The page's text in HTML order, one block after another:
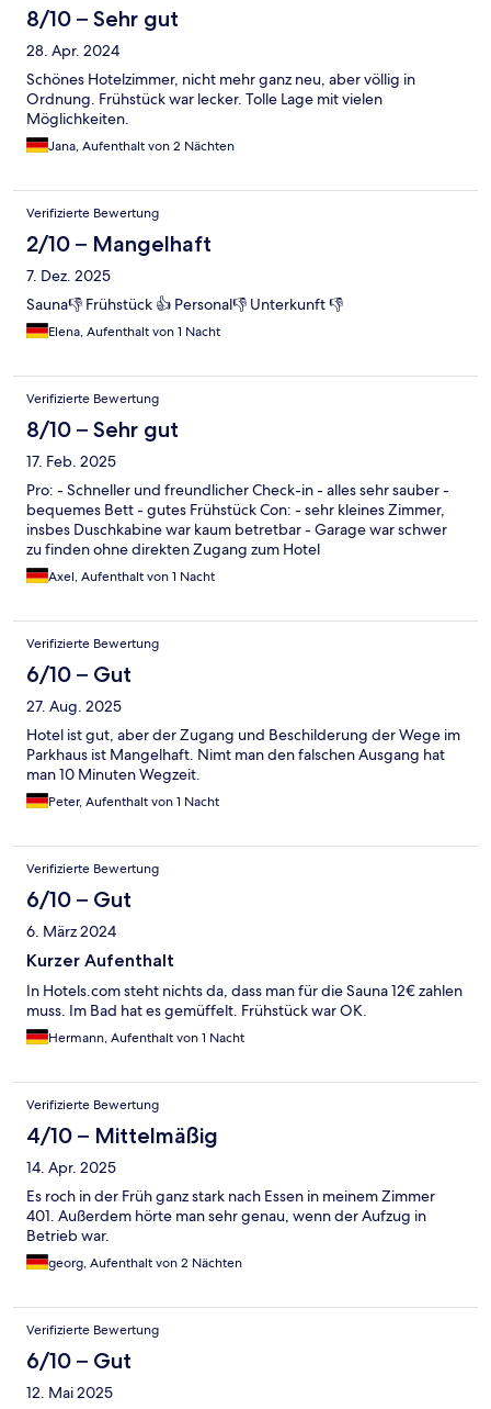
8/10 – Sehr gut
28. Apr. 2024
Schönes Hotelzimmer, nicht mehr ganz neu, aber völlig in
Ordnung. Frühstück war lecker. Tolle Lage mit vielen
Möglichkeiten.
Jana, Aufenthalt von 2 Nächten
Verifizierte Bewertung
2/10 – Mangelhaft
7. Dez. 2025
Sauna👎 Frühstück 👍 Personal👎 Unterkunft 👎
Elena, Aufenthalt von 1 Nacht
Verifizierte Bewertung
8/10 – Sehr gut
17. Feb. 2025
Pro: - Schneller und freundlicher Check-in - alles sehr sauber -
bequemes Bett - gutes Frühstück Con: - sehr kleines Zimmer,
insbes Duschkabine war kaum betretbar - Garage war schwer
zu finden ohne direkten Zugang zum Hotel
Axel, Aufenthalt von 1 Nacht
Verifizierte Bewertung
6/10 – Gut
27. Aug. 2025
Hotel ist gut, aber der Zugang und Beschilderung der Wege im
Parkhaus ist Mangelhaft. Nimt man den falschen Ausgang hat
man 10 Minuten Wegzeit.
Peter, Aufenthalt von 1 Nacht
Verifizierte Bewertung
6/10 – Gut
6. März 2024
Kurzer Aufenthalt
In Hotels.com steht nichts da, dass man für die Sauna 12€ zahlen
muss. Im Bad hat es gemüffelt. Frühstück war OK.
Hermann, Aufenthalt von 1 Nacht
Verifizierte Bewertung
4/10 – Mittelmäßig
14. Apr. 2025
Es roch in der Früh ganz stark nach Essen in meinem Zimmer
401. Außerdem hörte man sehr genau, wenn der Aufzug in
Betrieb war.
georg, Aufenthalt von 2 Nächten
Verifizierte Bewertung
6/10 – Gut
12. Mai 2025